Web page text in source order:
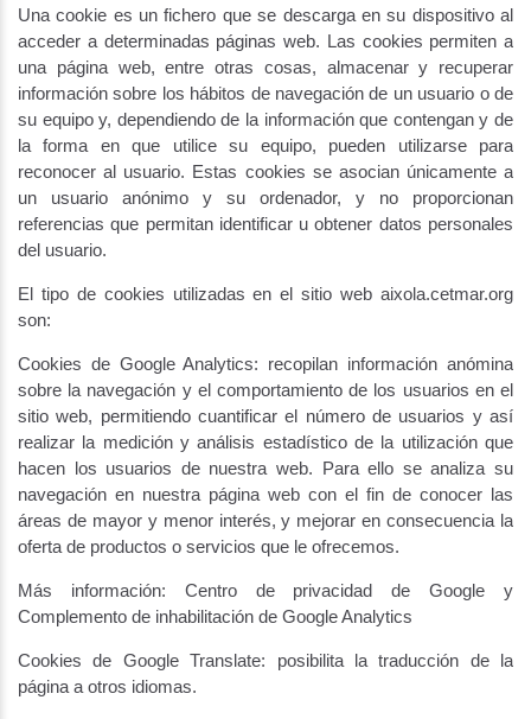
Una cookie es un fichero que se descarga en su dispositivo al
acceder a determinadas páginas web. Las cookies permiten a
una página web, entre otras cosas, almacenar y recuperar
información sobre los hábitos de navegación de un usuario o de
su equipo y, dependiendo de la información que contengan y de
la forma en que utilice su equipo, pueden utilizarse para
reconocer al usuario. Estas cookies se asocian únicamente a
un usuario anónimo y su ordenador, y no proporcionan
referencias que permitan identificar u obtener datos personales
del usuario.
El tipo de cookies utilizadas en el sitio web aixola.cetmar.org
son:
Cookies de Google Analytics: recopilan información anómina
sobre la navegación y el comportamiento de los usuarios en el
sitio web, permitiendo cuantificar el número de usuarios y así
realizar la medición y análisis estadístico de la utilización que
hacen los usuarios de nuestra web. Para ello se analiza su
navegación en nuestra página web con el fin de conocer las
áreas de mayor y menor interés, y mejorar en consecuencia la
oferta de productos o servicios que le ofrecemos.
Más información: Centro de privacidad de Google y
Complemento de inhabilitación de Google Analytics
Cookies de Google Translate: posibilita la traducción de la
página a otros idiomas.